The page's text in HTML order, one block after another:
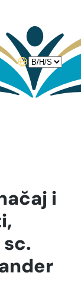
Choose
a
language
i